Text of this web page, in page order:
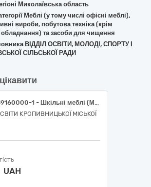
Миколаївська область
Меблі (у тому числі офісні меблі),
вироби, побутова техніка (крім
та засоби для чищення
ВІДДІЛ ОСВІТИ, МОЛОДІ, СПОРТУ І
СІЛЬСЬКОЇ РАДИ
ДК 021:2015: 39160000-1 - Шкільні меблі (Меблі для кабінету фізики НУШ для Комунального закладу «Інноваційна гімназія Кропивницької міської ради»)
КРОПИВНИЦЬКОЇ МІСЬКОЇ